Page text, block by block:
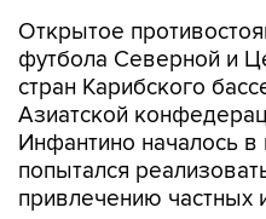
Открытое
футбола Северной и
стран Карибского
Азиатской
Инфантино началось в
попытался
привлечению частных